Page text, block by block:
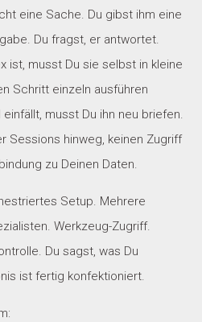
eine Sache. Du gibst ihm eine
Du fragst, er antwortet.
ist, musst Du sie selbst in kleine
Schritt einzeln ausführen
einfällt, musst Du ihn neu briefen.
Sessions hinweg, keinen Zugriff
zu Deinen Daten.
Setup. Mehrere
Werkzeug-Zugriff.
Du sagst, was Du
ist fertig konfektioniert.